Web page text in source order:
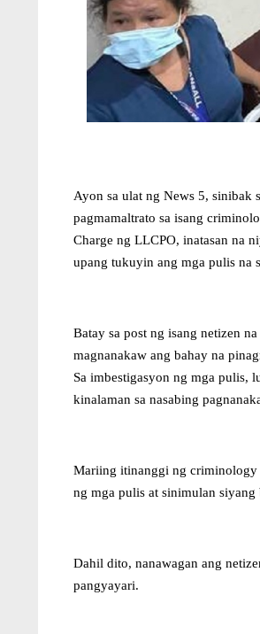
Ayon sa ulat ng News 5, sinibak
pagmamaltrato sa isang
Charge ng LLCPO, inatasan na
upang tukuyin ang mga pulis na
Batay sa post ng isang netizen
magnanakaw ang bahay na
Sa imbestigasyon ng mga pulis,
kinalaman sa nasabing
Mariing itinanggi ng criminology
ng mga pulis at sinimulan
Dahil dito, nanawagan ang
pangyayari.